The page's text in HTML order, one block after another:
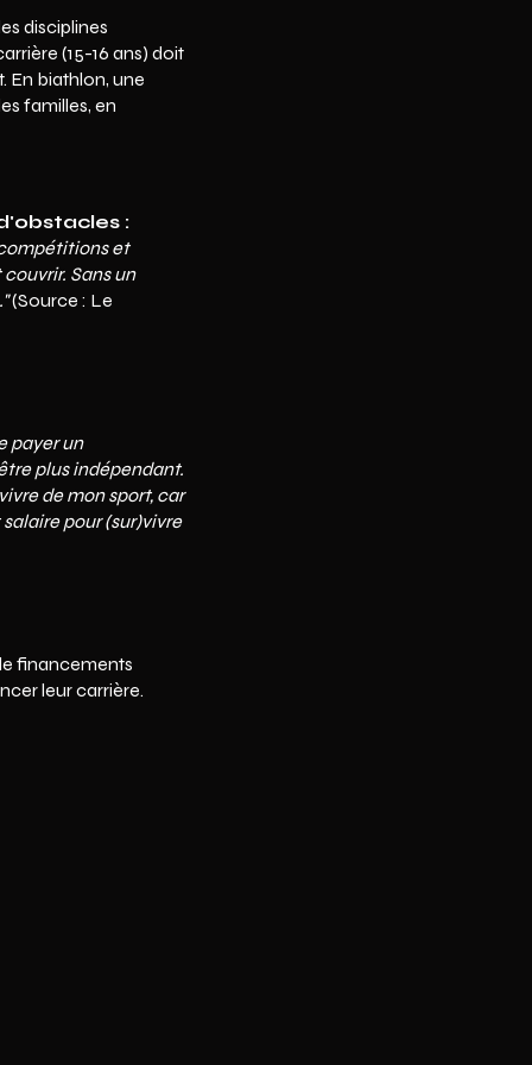
disciplines
(15-16 ans) doit
En biathlon, une
familles, en
:
et
Sans un
(Source : Le
payer un
plus indépendant.
de mon sport, car
pour (sur)vivre
financements
leur carrière.